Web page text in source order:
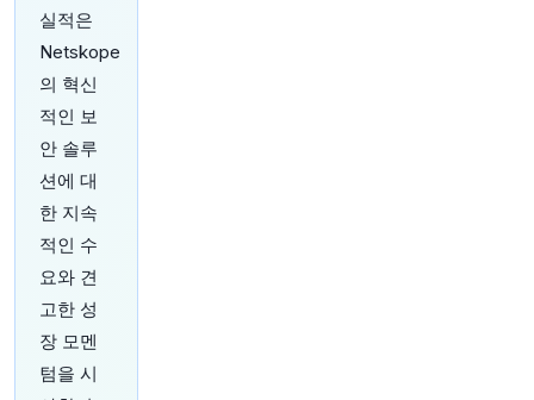
실적은
Netskope
의 혁신
적인 보
안 솔루
션에 대
한 지속
적인 수
요와 견
고한 성
장 모멘
텀을 시